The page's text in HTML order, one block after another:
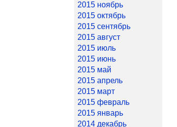
2015 ноябрь
2015 октябрь
2015 сентябрь
2015 август
2015 июль
2015 июнь
2015 май
2015 апрель
2015 март
2015 февраль
2015 январь
2014 декабрь